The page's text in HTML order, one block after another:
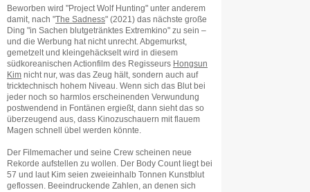
Beworben wird "Project Wolf Hunting" unter anderem
damit, nach "The Sadness" (2021) das nächste große
Ding "in Sachen blutgetränktes Extremkino" zu sein –
und die Werbung hat nicht unrecht. Abgemurkst,
gemetzelt und kleingehäckselt wird in diesem
südkoreanischen Actionfilm des Regisseurs Hongsun
Kim nicht nur, was das Zeug hält, sondern auch auf
tricktechnisch hohem Niveau. Wenn sich das Blut bei
jeder noch so harmlos erscheinenden Verwundung
postwendend in Fontänen ergießt, dann sieht das so
überzeugend aus, dass Kinozuschauern mit flauem
Magen schnell übel werden könnte.
Der Filmemacher und seine Crew scheinen neue
Rekorde aufstellen zu wollen. Der Body Count liegt bei
57 und laut Kim seien zweieinhalb Tonnen Kunstblut
geflossen. Beeindruckende Zahlen, an denen sich